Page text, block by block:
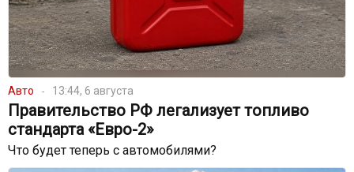
Авто 13:44, 6 августа
Правительство РФ легализует топливо
стандарта «Евро-2»
Что будет теперь с автомобилями?